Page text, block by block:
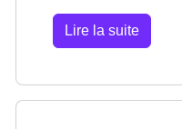
Lire la suite